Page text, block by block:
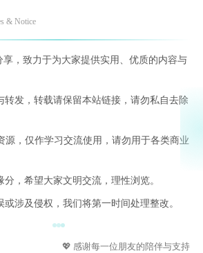
& Notice
享，致力于为大家提供实用、优质的内容与
转发，转载请保留本站链接，请勿私自去除
源，仅作学习交流使用，请勿用于各类商业
分，希望大家文明交流，理性浏览。
或涉及侵权，我们将第一时间处理整改。
💖 感谢每一位朋友的陪伴与支持